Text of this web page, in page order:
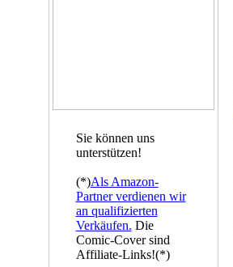
Sie können uns
unterstützen!
(*)Als Amazon-
Partner verdienen wir
an qualifizierten
Verkäufen. Die
Comic-Cover sind
Affiliate-Links!(*)